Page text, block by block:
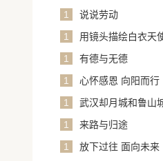
1
说说劳动
1
用镜头描绘白衣天
1
有德与无德
1
心怀感恩 向阳而行
1
武汉却月城和鲁山
1
来路与归途
1
放下过往 面向未来